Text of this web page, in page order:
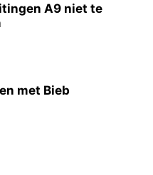
A9 niet te
met Bieb